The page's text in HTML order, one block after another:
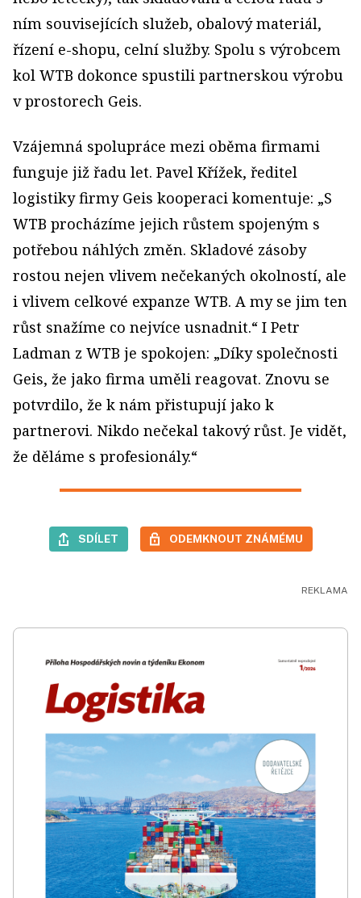
ním souvisejících služeb, obalový materiál,
řízení e-shopu, celní služby. Spolu s výrobcem
kol WTB dokonce spustili partnerskou výrobu
v prostorech Geis.
Vzájemná spolupráce mezi oběma firmami
funguje již řadu let. Pavel Křížek, ředitel
logistiky firmy Geis kooperaci komentuje: „S
WTB procházíme jejich růstem spojeným s
potřebou náhlých změn. Skladové zásoby
rostou nejen vlivem nečekaných okolností, ale
i vlivem celkové expanze WTB. A my se jim ten
růst snažíme co nejvíce usnadnit.“ I Petr
Ladman z WTB je spokojen: „Díky společnosti
Geis, že jako firma uměli reagovat. Znovu se
potvrdilo, že k nám přistupují jako k
partnerovi. Nikdo nečekal takový růst. Je vidět,
že děláme s profesionály.“
SDÍLET ODEMKNOUT ZNÁMÉMU